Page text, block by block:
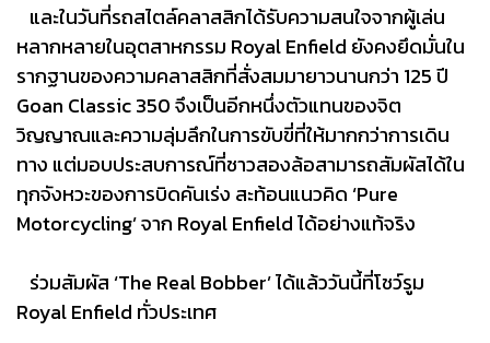
และในวันที่รถสไตล์คลาสสิกได้รับความสนใจจากผู้เล่น
หลากหลายในอุตสาหกรรม Royal Enfield ยังคงยึดมั่นใน
รากฐานของความคลาสสิกที่สั่งสมมายาวนานกว่า 125 ปี
Goan Classic 350 จึงเป็นอีกหนึ่งตัวแทนของจิต
วิญญาณและความลุ่มลึกในการขับขี่ที่ให้มากกว่าการเดิน
ทาง แต่มอบประสบการณ์ที่ชาวสองล้อสามารถสัมผัสได้ใน
ทุกจังหวะของการบิดคันเร่ง สะท้อนแนวคิด ‘Pure
Motorcycling’ จาก Royal Enfield ได้อย่างแท้จริง
ร่วมสัมผัส ‘The Real Bobber’ ได้แล้ววันนี้ที่โชว์รูม
Royal Enfield ทั่วประเทศ